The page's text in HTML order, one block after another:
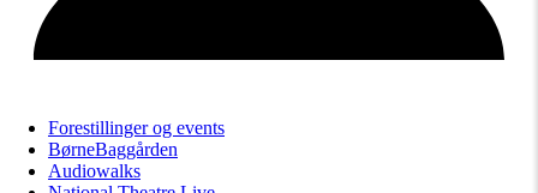
Forestillinger og events
BørneBaggården
Audiowalks